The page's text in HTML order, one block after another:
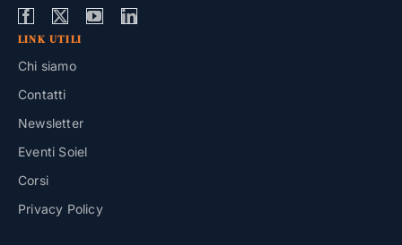
LINK UTILI
Chi siamo
Contatti
Newsletter
Eventi Soiel
Corsi
Privacy Policy